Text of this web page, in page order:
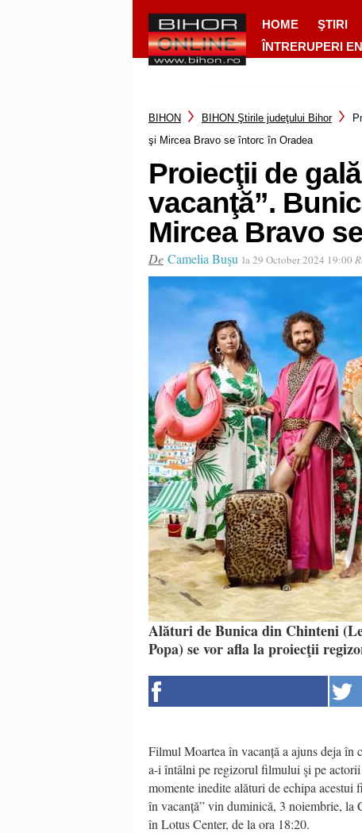
HOME ŞTIRI
ÎNTRERUPERI
BIHON BIHON Ştirile judeţului Bihor
şi Mircea Bravo se întorc în Oradea
Proiecţii de
vacanţă”.
Mircea Bravo
De Camelia Buşu la 29 October 2024 19:00
Alături de Bunica din Chinteni
Popa) se vor afla la proiecţii
Filmul Moartea în vacanță a ajuns deja în
a-i întâlni pe regizorul filmului şi pe
momente inedite alături de echipa
în vacanță” vin duminică, 3 noiembrie, la
în Lotus Center, de la ora 18:20.